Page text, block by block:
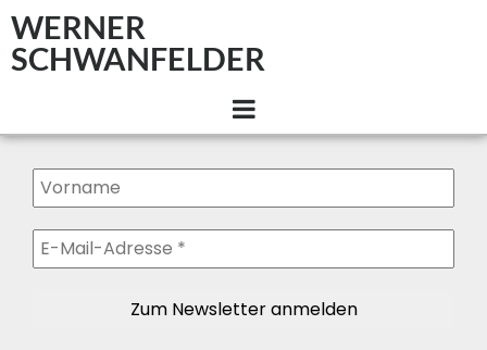
WERNER
SCHWANFELDER